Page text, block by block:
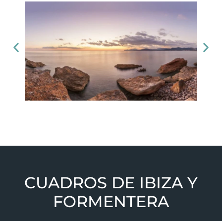
CUADROS DE IBIZA Y
FORMENTERA